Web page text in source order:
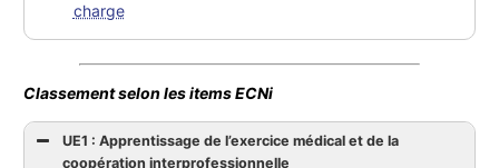
charge
Classement selon les items ECNi
UE1 : Apprentissage de l’exercice médical et de la
coopération interprofessionnelle